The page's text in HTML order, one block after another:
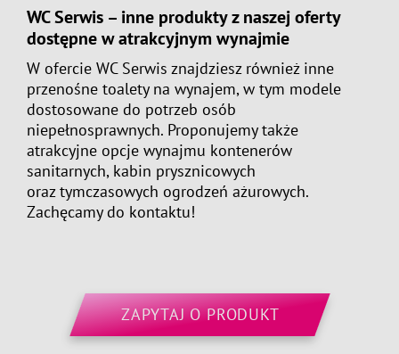
WC Serwis – inne produkty z naszej oferty
dostępne w atrakcyjnym wynajmie
W ofercie WC Serwis znajdziesz również inne
przenośne toalety na wynajem, w tym modele
dostosowane do potrzeb osób
niepełnosprawnych. Proponujemy także
atrakcyjne opcje wynajmu kontenerów
sanitarnych, kabin prysznicowych
oraz tymczasowych ogrodzeń ażurowych.
Zachęcamy do kontaktu!
ZAPYTAJ O PRODUKT